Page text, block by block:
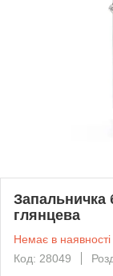
Запальничка
глянцева
Немає в наявності
Код: 28049